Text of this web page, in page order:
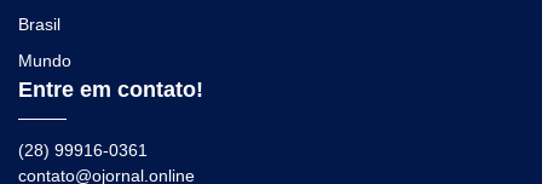
Brasil
Mundo
Entre em contato!
(28) 99916-0361
contato@ojornal.online